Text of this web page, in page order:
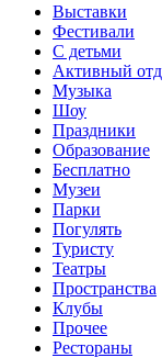
Выставки
Фестивали
С детьми
Активный
Музыка
Шоу
Праздники
Образование
Бесплатно
Музеи
Парки
Погулять
Туристу
Театры
Пространства
Клубы
Прочее
Рестораны